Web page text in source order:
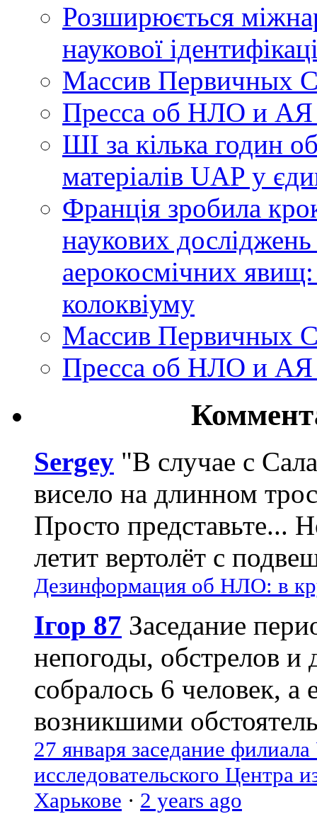
Розширюється
наукової
Массив Первичных
Пресса об НЛО и
ШІ за кілька годин
матеріалів UAP у
Франція зробила
наукових
аерокосмічних
колоквіуму
Массив Первичных
Пресса об НЛО и
Sergey "В случае с
висело на длинном
Просто представьте...
летит вертолёт с
Дезинформация об НЛО: в
Ігор 87 Заседание
непогоды, обстрелов и
собралось 6 человек, а
возникшими
27 января заседание
исследовательского Центра
Харькове · 2 years ago